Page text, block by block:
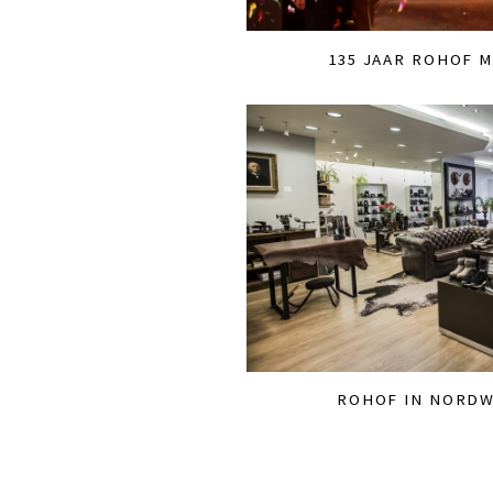
135 JAAR ROHOF
ROHOF IN